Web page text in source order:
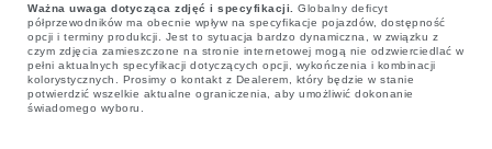
Ważna uwaga dotycząca zdjęć i specyfikacji.
Globalny deficyt
półprzewodników ma obecnie wpływ na specyfikacje pojazdów, dostępność
opcji i terminy produkcji. Jest to sytuacja bardzo dynamiczna, w związku z
czym zdjęcia zamieszczone na stronie internetowej mogą nie odzwierciedlać w
pełni aktualnych specyfikacji dotyczących opcji, wykończenia i kombinacji
kolorystycznych. Prosimy o kontakt z Dealerem, który będzie w stanie
potwierdzić wszelkie aktualne ograniczenia, aby umożliwić dokonanie
świadomego wyboru.